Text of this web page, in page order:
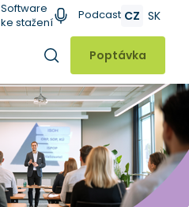
Software
ke stažení
Podcast CZ SK
Hledat
Poptávka